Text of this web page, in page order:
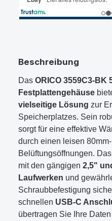
Beschreibung
Das ORICO 3559C3-BK
Festplattengehäuse
vielseitige Lösung zur
Speicherplatzes. Sein
sorgt für eine effektive
durch einen leisen
Belüftungsöffnungen.
mit den gängigen 2,5"
Laufwerken und
Schraubbefestigung
schnellen USB-C
übertragen Sie Ihre